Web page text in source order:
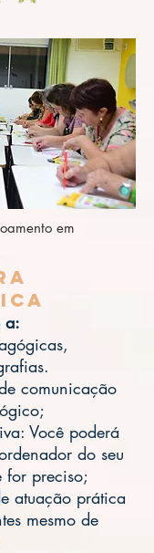
em
a:
comunicação
Você poderá
do seu
for preciso;
atuação prática
mesmo de